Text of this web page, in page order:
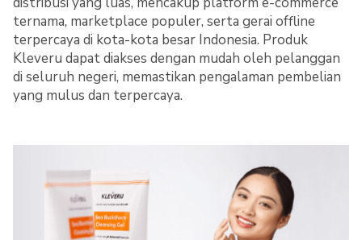
ternama, marketplace populer, serta gerai offline
terpercaya di kota-kota besar Indonesia. Produk
Kleveru dapat diakses dengan mudah oleh pelanggan
di seluruh negeri, memastikan pengalaman pembelian
yang mulus dan terpercaya.